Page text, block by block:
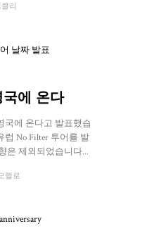
리
에 온다
에 온다고 발표했습니다.
No Filter 투어를 발표했는
은 제외되었습니다...
렐로